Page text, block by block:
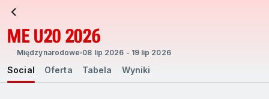
ME U20 2026
Międzynarodowe 08 lip 2026 - 19 lip 2026
Social Oferta Tabela Wyniki